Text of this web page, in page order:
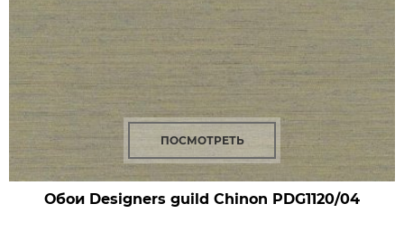
ПОСМОТРЕТЬ
Обои Designers guild Chinon PDG1120/04